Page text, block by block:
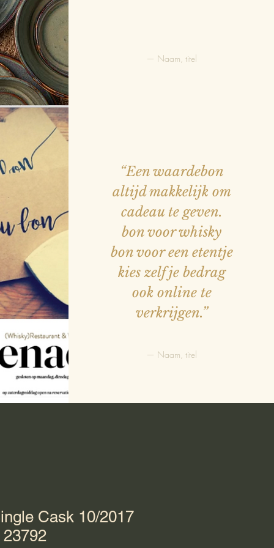
VIS
— Naam, titel
“Een waardebon
altijd makkelijk om
cadeau te geven.
bon voor whisky
bon voor een etentje
kies zelf je bedrag
ook online te
verkrijgen.”
— Naam, titel
Cask 10/2017